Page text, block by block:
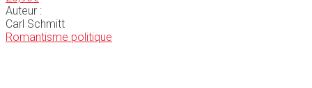
Auteur :
Carl Schmitt
Romantisme politique